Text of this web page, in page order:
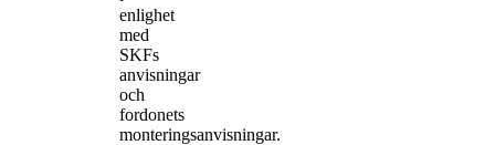
enlighet
med
SKFs
anvisningar
och
fordonets
monteringsanvisningar.